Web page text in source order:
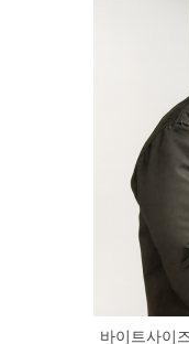
바이트사이